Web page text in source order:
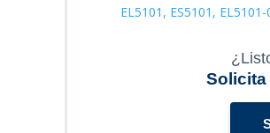
EL5101, ES5101,